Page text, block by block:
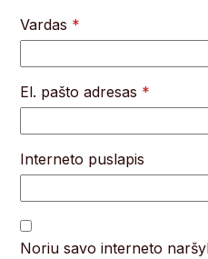
Vardas *
El. pašto adresas *
Interneto puslapis
Noriu savo interneto